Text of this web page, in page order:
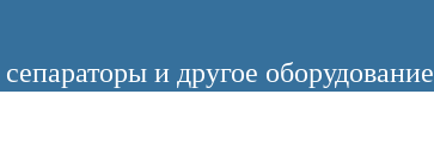
и другое оборудование